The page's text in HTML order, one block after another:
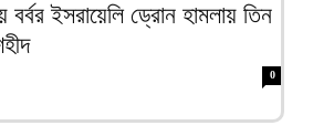
ইসরায়েলি ড্রোন হামলায় তিন
0